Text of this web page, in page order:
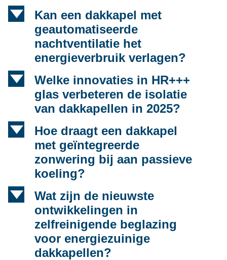
d
Kan een dakkapel met
geautomatiseerde
nachtventilatie het
energieverbruik verlagen?
d
Welke innovaties in HR+++
glas verbeteren de isolatie
van dakkapellen in 2025?
d
Hoe draagt een dakkapel
met geïntegreerde
zonwering bij aan passieve
koeling?
d
Wat zijn de nieuwste
ontwikkelingen in
zelfreinigende beglazing
voor energiezuinige
dakkapellen?